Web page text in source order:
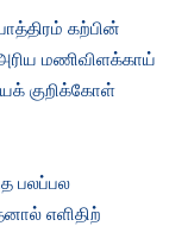
கற்பின்
மணிவிளக்காய்
குறிக்கோள்
பலப்பல
எளிதிற்